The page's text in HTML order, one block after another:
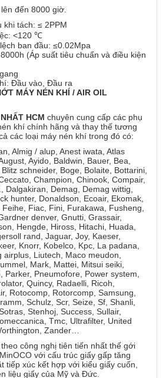
đến 8000 giờ.
khi tách: ≤ 2PPM
<120 ℃
ban đầu: ≤0.02Mpa
(Áp suất tiêu chuẩn và điều kiện
Đầu vào, Đầu ra
MÁY NÉN KHÍ / AIR OIL
HCM chuyên cung cấp các phụ
khí chính hãng và thay thế tương
các loại máy nén khí trong đó có:
Almig / alup, Anest iwata, Atlas
Ayido, Baldwin, Bauer, Bea,
schneider, Boge, Bolaite, Bottarini,
Champion, Chinook, Compair,
Dalgakiran, Demag, Demag wittig,
hunter, Donaldson, Ecoair, Ekomak,
Feihe, Fiac, Fini, Furakawa, Fusheng,
denver, Gnutti, Grassair,
Hengde, Hiross, Hitachi, Huada,
rand, Jaguar, Joy, Kaeser,
Knorr, Kobelco, Kpc, La padana,
airplus, Liutech, Maco meudon,
Mark, Mattei, Mitsui seiki,
Parker, Pneumofore, Power system,
Quincy, Radaelli, Ricoh,
Rotocomp, Rotorcomp, Samsung,
Schulz, Scr, Seize, Sf, Shanli,
Stenhoj, Success, Sullair,
Tmc, Ultrafilter, United
Zander…
công nghị tiên tiến nhất thế gới
với cấu trúc giấy gấp tăng
tiếp xúc kết hợp với kiểu giấy cuốn,
liệu giấy của Mỹ và Đức.